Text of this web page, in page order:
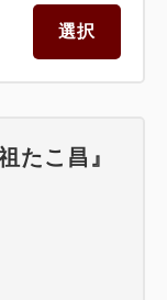
選択
たこ昌』